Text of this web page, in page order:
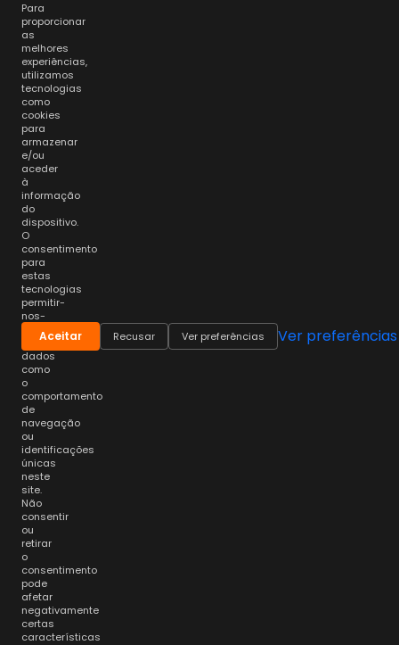
Para
proporcionar
as
melhores
experiências,
utilizamos
tecnologias
como
cookies
para
armazenar
e/ou
aceder
à
informação
do
dispositivo.
O
consentimento
para
estas
tecnologias
permitir-
nos-
á
processar
dados
como
o
comportamento
de
navegação
ou
identificações
únicas
neste
site.
Não
consentir
ou
retirar
o
consentimento
pode
afetar
negativamente
certas
características
Aceitar Recusar Ver preferências Ver preferências